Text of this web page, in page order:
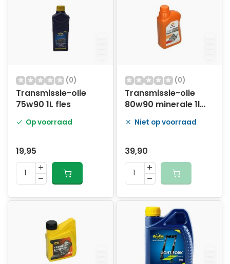
verkleint u de kans op technische problemen. Bij
ARTsloten.nl vindt u een uitgebreid assortiment
motorolie voor verschillende motortypes, rijstijlen en
omstandigheden.
(0)
Transmissie-olie
75w90 1L fles
Op voorraad
19,95
(0)
Transmissie-olie
80w90 minerale 1l
fles
Niet op voorraad
39,90